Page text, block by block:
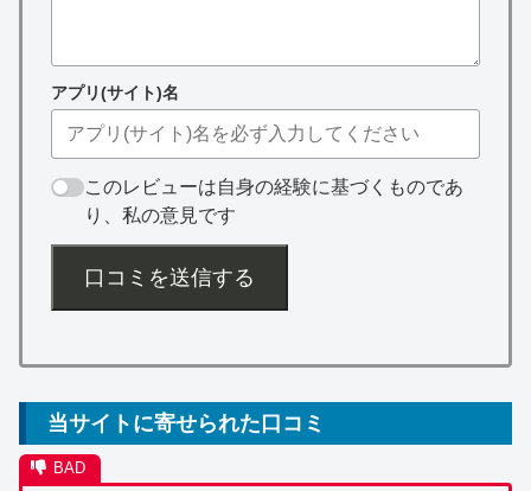
アプリ(サイト)名
このレビューは自身の経験に基づくものであ
り、私の意見です
口コミを送信する
当サイトに寄せられた口コミ